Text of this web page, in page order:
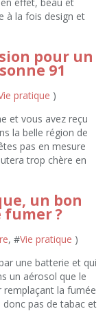
à la fois design et
pour un
91
pratique )
et vous avez reçu
la belle région de
pas en mesure
trop chère en
un bon
fumer ?
, #Vie pratique )
une batterie et qui
un aérosol que le
la fumée
donc pas de tabac et